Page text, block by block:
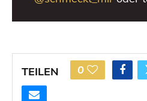
TEILEN 0